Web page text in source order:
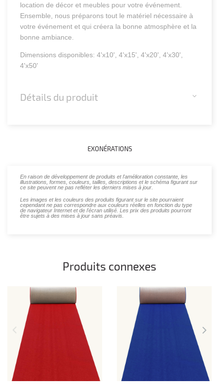
location de décor et meubles pour votre événement.
Ensemble, nous préparons tout le matériel nécessaire à
votre événement et qui créera la bonne atmosphère et la
bonne ambiance.
Dimensions disponibles: 4'x10', 4'x15', 4'x20', 4'x30',
4'x50'
Détails du produit
EXONÉRATIONS
En raison de développement de produits et l'amélioration constante, les
illustrations, formes, couleurs, tailles, descriptions et le schéma figurant sur
ce site peuvent ne pas refléter les derniers mises à jour.
Les images et les couleurs des produits figurant sur le site pourraient
cependant ne pas correspondre aux couleurs réelles en fonction du type
de navigateur Internet et de l'écran utilisé. Les prix des produits pourront
être sujets à des mises à jour sans préavis.
Produits connexes